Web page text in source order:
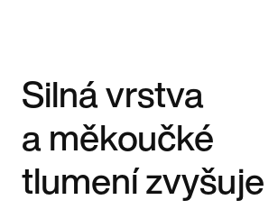
Silná vrstva
a měkoučké
tlumení zvyšuje